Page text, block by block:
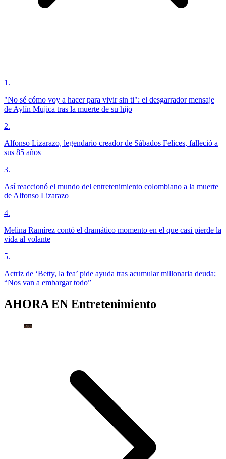
1 .
"No sé cómo voy a hacer para vivir sin ti": el desgarrador mensaje
de Aylín Mujica tras la muerte de su hijo
2.
Alfonso Lizarazo, legendario creador de Sábados Felices, falleció a
sus 85 años
3.
Así reaccionó el mundo del entretenimiento colombiano a la muerte
de Alfonso Lizarazo
4.
Melina Ramírez contó el dramático momento en el que casi pierde la
vida al volante
5.
Actriz de ‘Betty, la fea’ pide ayuda tras acumular millonaria deuda;
“Nos van a embargar todo”
AHORA EN Entretenimiento